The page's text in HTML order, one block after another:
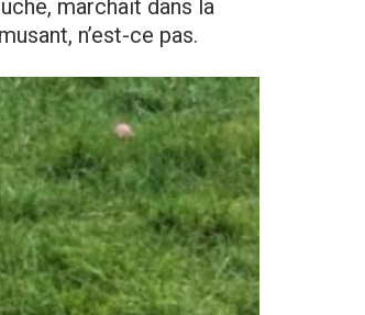
marchait dans la
n’est-ce pas.